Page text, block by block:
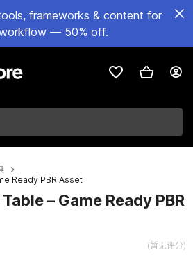
frameworks & content for
— 50% off.
Ready PBR Asset
– Game Ready PBR
(暂无评分)